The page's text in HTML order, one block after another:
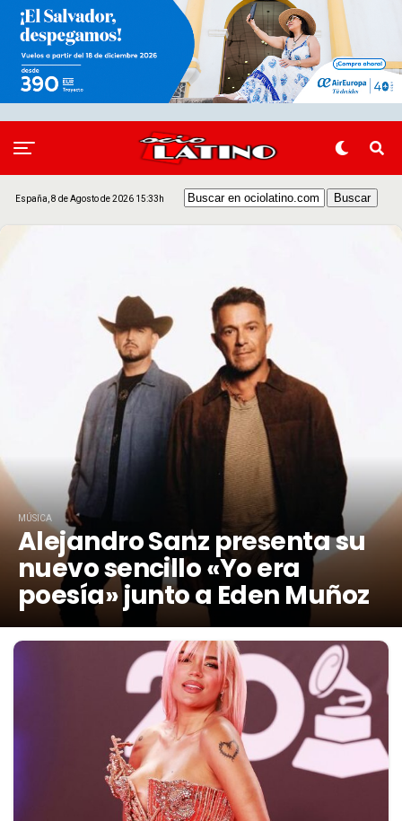
España, 8 de Agosto de 2026 15:33h
MÚSICA
Alejandro Sanz presenta su
nuevo sencillo «Yo era
poesía» junto a Eden Muñoz